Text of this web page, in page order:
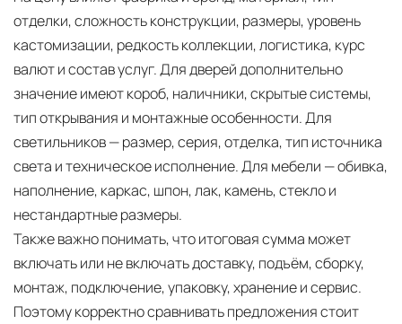
отделки, сложность конструкции, размеры, уровень
кастомизации, редкость коллекции, логистика, курс
валют и состав услуг. Для дверей дополнительно
значение имеют короб, наличники, скрытые системы,
тип открывания и монтажные особенности. Для
светильников — размер, серия, отделка, тип источника
света и техническое исполнение. Для мебели — обивка,
наполнение, каркас, шпон, лак, камень, стекло и
нестандартные размеры.
Также важно понимать, что итоговая сумма может
включать или не включать доставку, подъём, сборку,
монтаж, подключение, упаковку, хранение и сервис.
Поэтому корректно сравнивать предложения стоит